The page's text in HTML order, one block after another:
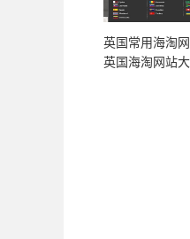
英国常用海淘
英国海淘网站